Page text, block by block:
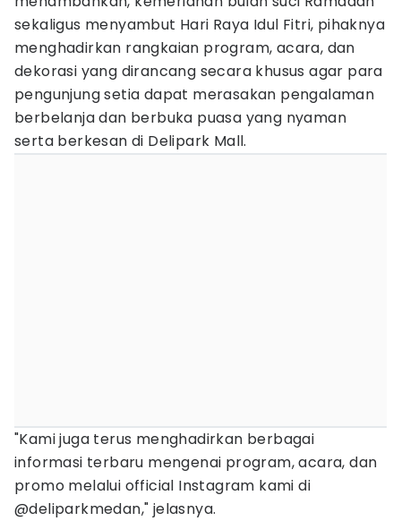
sekaligus menyambut Hari Raya Idul Fitri, pihaknya
menghadirkan rangkaian program, acara, dan
dekorasi yang dirancang secara khusus agar para
pengunjung setia dapat merasakan pengalaman
berbelanja dan berbuka puasa yang nyaman
serta berkesan di Delipark Mall.
"Kami juga terus menghadirkan berbagai
informasi terbaru mengenai program, acara, dan
promo melalui official Instagram kami di
@deliparkmedan," jelasnya.